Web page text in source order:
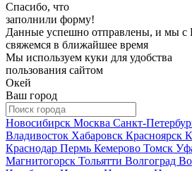
Спасибо, что
заполнили форму!
Данные успешно отправлены, и мы с
свяжемся в ближайшее время
Мы используем куки для удобства
пользования сайтом
Окей
Ваш город
Новосибирск Москва Санкт-
Владивосток Хабаровск Красноярск
Краснодар Пермь Кемерово Томск
Магнитогорск Тольятти Волгоград